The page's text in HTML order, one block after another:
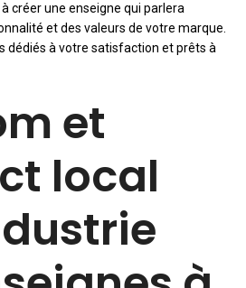
créer une enseigne qui parlera
et des valeurs de votre marque.
dédiés à votre satisfaction et prêts à
et
local